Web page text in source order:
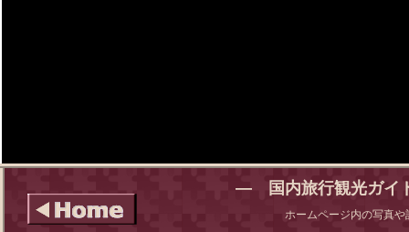
― 国内旅行観光ガイ
ホームページ内の写真